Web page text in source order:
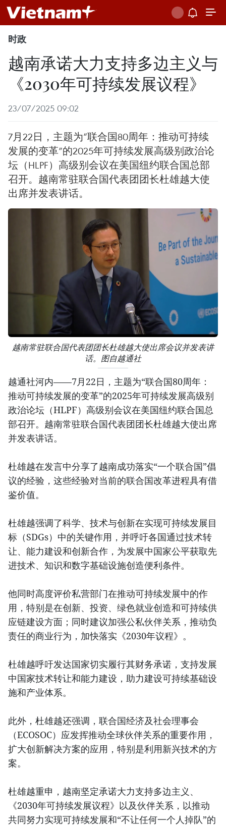
时政
越南承诺大力支持多边主义与
《2030年可持续发展议程》
23/07/2025 09:02
7月22日，主题为“联合国80周年：推动可持续
发展的变革”的2025年可持续发展高级别政治论
坛（HLPF）高级别会议在美国纽约联合国总部
召开。越南常驻联合国代表团团长杜雄越大使
出席并发表讲话。
越南常驻联合国代表团团长杜雄越大使出席会议并发表讲
话。图自越通社
越通社河内——7月22日，主题为“联合国80周年：
推动可持续发展的变革”的2025年可持续发展高级别
政治论坛（HLPF）高级别会议在美国纽约联合国总
部召开。越南常驻联合国代表团团长杜雄越大使出席
并发表讲话。
杜雄越在发言中分享了越南成功落实“一个联合国”倡
议的经验，这些经验对当前的联合国改革进程具有借
鉴价值。
杜雄越强调了科学、技术与创新在实现可持续发展目
标（SDGs）中的关键作用，并呼吁各国通过技术转
让、能力建设和创新合作，为发展中国家公平获取先
进技术、知识和数字基础设施创造便利条件。
他同时高度评价私营部门在推动可持续发展中的作
用，特别是在创新、投资、绿色就业创造和可持续供
应链建设方面；同时建议加强公私伙伴关系，推动负
责任的商业行为，加快落实《2030年议程》。
杜雄越呼吁发达国家切实履行其财务承诺，支持发展
中国家技术转让和能力建设，助力建设可持续基础设
施和产业体系。
此外，杜雄越还强调，联合国经济及社会理事会
（ECOSOC）应发挥推动全球伙伴关系的重要作用，
扩大创新解决方案的应用，特别是利用新兴技术的方
案。
杜雄越重申，越南坚定承诺大力支持多边主义、
《2030年可持续发展议程》以及伙伴关系，以推动
共同努力实现可持续发展和“不让任何一个人掉队”的